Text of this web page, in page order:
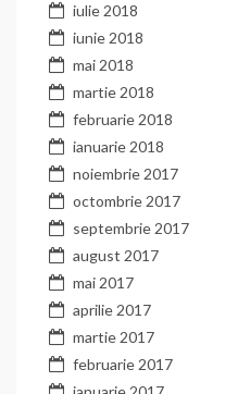
iulie 2018
iunie 2018
mai 2018
martie 2018
februarie 2018
ianuarie 2018
noiembrie 2017
octombrie 2017
septembrie 2017
august 2017
mai 2017
aprilie 2017
martie 2017
februarie 2017